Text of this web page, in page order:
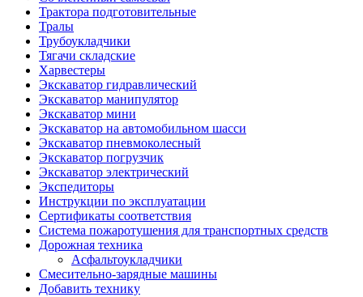
Трактора подготовительные
Тралы
Трубоукладчики
Тягачи складские
Харвестеры
Экскаватор гидравлический
Экскаватор манипулятор
Экскаватор мини
Экскаватор на автомобильном шасси
Экскаватор пневмоколесный
Экскаватор погрузчик
Экскаватор электрический
Экспедиторы
Инструкции по эксплуатации
Сертификаты соответствия
Система пожаротушения для транспортных средств
Дорожная техника
Асфальтоукладчики
Смесительно-зарядные машины
Добавить технику